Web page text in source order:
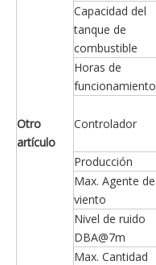
Otro
artículo
Capacidad del
tanque de
combustible
Horas de
funcionamiento
Controlador
Producción
Max. Agente de
viento
Nivel de ruido
DBA@7m
Max. Cantidad